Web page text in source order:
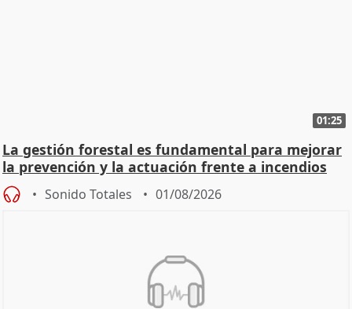
01:25
La gestión forestal es fundamental para mejorar
la prevención y la actuación frente a incendios
Sonido Totales 01/08/2026